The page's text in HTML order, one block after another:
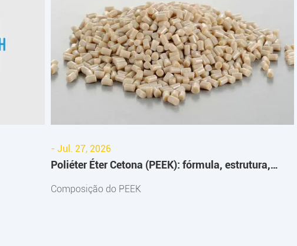
- Jul. 27, 2026
Poliéter Éter Cetona (PEEK): fórmula, estrutura,
composição química e guia dos compósitos CF/GF
Composição do PEEK